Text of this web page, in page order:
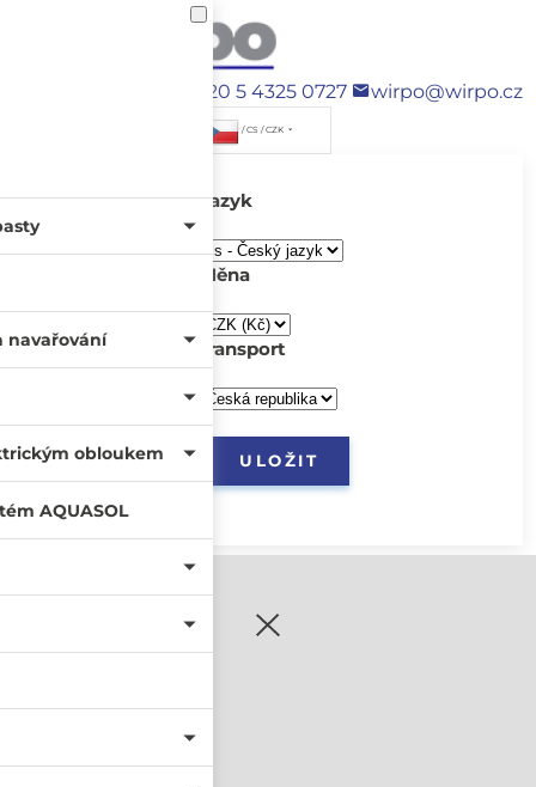
+420 5 4325 0727 wirpo@wirpo.cz
/ CS / CZK
Jazyk
Měna
transport
navařování
obloukem
AQUASOL